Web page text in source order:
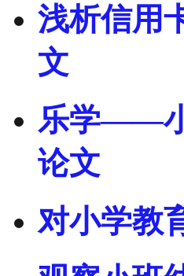
浅析信用
文
乐学——小
论文
对小学教